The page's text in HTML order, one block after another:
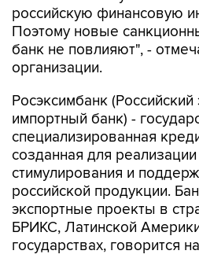
российскую финансовую
Поэтому новые
банк не повлияют", -
организации.
Росэксимбанк (Российский
импортный банк) -
специализированная
созданная для реализации
стимулирования и
российской продукции.
экспортные проекты в
БРИКС, Латинской
государствах, говорится